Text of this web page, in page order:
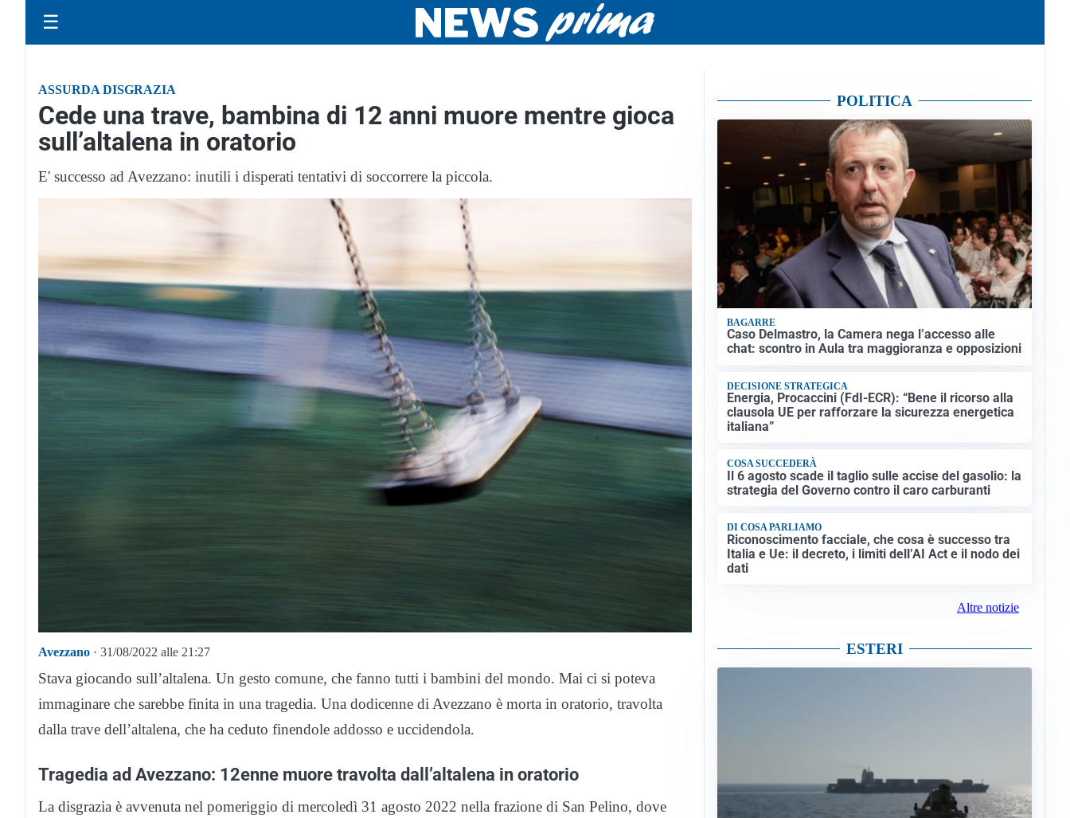
☰
ASSURDA DISGRAZIA
Cede una trave, bambina di 12 anni muore mentre gioca
sull’altalena in oratorio
E' successo ad Avezzano: inutili i disperati tentativi di soccorrere la piccola.
Avezzano · 31/08/2022 alle 21:27
Stava giocando sull’altalena. Un gesto comune, che fanno tutti i bambini del mondo. Mai ci si poteva
immaginare che sarebbe finita in una tragedia. Una dodicenne di Avezzano è morta in oratorio, travolta
dalla trave dell’altalena, che ha ceduto finendole addosso e uccidendola.
Tragedia ad Avezzano: 12enne muore travolta dall’altalena in oratorio
La disgrazia è avvenuta nel pomeriggio di mercoledì 31 agosto 2022 nella frazione di San Pelino, dove
POLITICA
BAGARRE
Caso Delmastro, la Camera nega l’accesso alle
chat: scontro in Aula tra maggioranza e opposizioni
DECISIONE STRATEGICA
Energia, Procaccini (FdI-ECR): “Bene il ricorso alla
clausola UE per rafforzare la sicurezza energetica
italiana”
COSA SUCCEDERÀ
Il 6 agosto scade il taglio sulle accise del gasolio: la
strategia del Governo contro il caro carburanti
DI COSA PARLIAMO
Riconoscimento facciale, che cosa è successo tra
Italia e Ue: il decreto, i limiti dell’AI Act e il nodo dei
dati
Altre notizie
ESTERI